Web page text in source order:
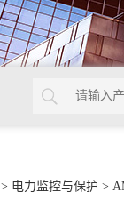
电力监控与保护 >